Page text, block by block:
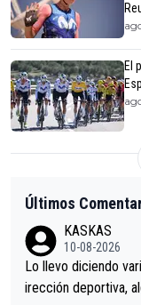
El
Últimos
KASKAS
10-08-2026
Lo llevo diciendo